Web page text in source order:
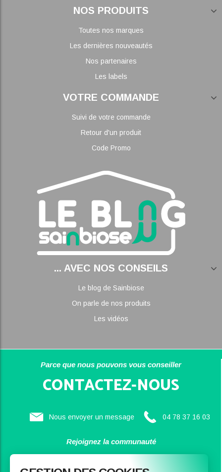
NOS PRODUITS
Toutes nos marques
Les dernières nouveautés
Nos partenaires
Les labels
VOTRE COMMANDE
Suivi de votre commande
Retour d'un produit
Code Promo
... AVEC NOS CONSEILS
Le blog de Sainbiose
On parle de nos produits
Les vidéos
Parce que nous pouvons vous conseiller
CONTACTEZ-NOUS
Nous envoyer un message 04 78 37 16 03
Rejoignez la communauté
SAINBIOSE